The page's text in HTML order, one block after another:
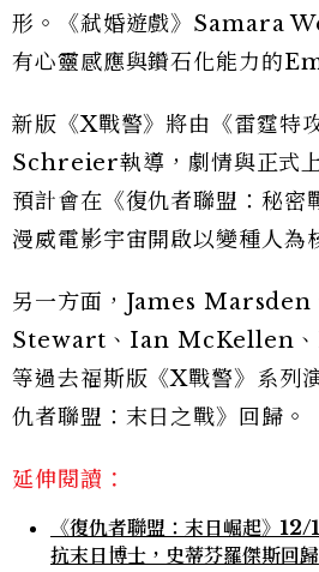
形。《弒婚遊戲》Samara
有心靈感應與鑽石化能力的
新版《X戰警》將由《雷霆特
Schreier執導，劇情與正式上
預計會在《復仇者聯盟：秘密
漫威電影宇宙開啟以變種人為
另一方面，James
Stewart、Ian McKellen
等過去福斯版《X戰警》系列
仇者聯盟：末日之戰》回歸。
延伸閱讀：
《復仇者聯盟：末日崛起》
抗末日博士，史蒂芬羅傑斯回歸